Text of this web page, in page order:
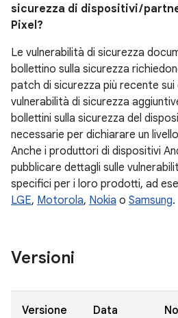
sicurezza di dispositivi /
Pixel?
Le vulnerabilità di sicurezza
bollettino sulla sicurezza
patch di sicurezza più recente
vulnerabilità di sicurezza
bollettini sulla sicurezza del
necessarie per dichiarare un
Anche i produttori di dispositivi
pubblicare dettagli sulle
specifici per i loro prodotti, ad
LGE, Motorola, Nokia o Samsung.
Versioni
Versione Data